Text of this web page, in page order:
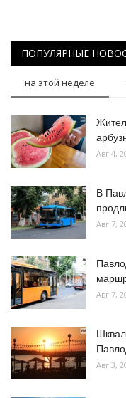
ПОПУЛЯРНЫЕ
на этой неделе
Авг 4,
В
Авг 7,
Авг 7,
Авг 3,